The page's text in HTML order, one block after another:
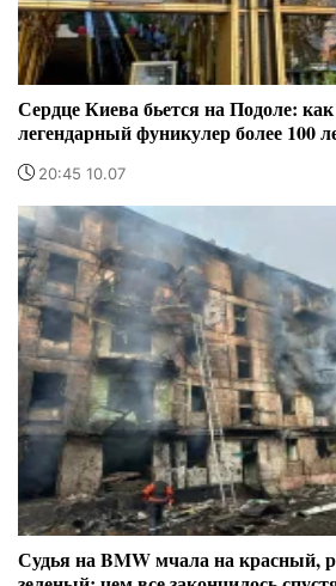
Сердце Киева бьется на Подоле:
легендарный фуникулер более 100
20:45 10.07
Судья на BMW мчала на красный,